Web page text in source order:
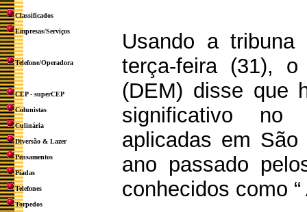
Classificados
Empresas/Serviços
Telefone/Operadora
CEP - superCEP
Colunistas
Culinária
Diversão & Lazer
Pensamentos
Piadas
Telefones
Torpedos
Usando a
terça-feira (31),
(DEM) disse que
significativo
aplicadas em
ano passado
conhecidos como